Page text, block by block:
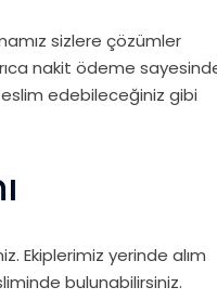
sizlere çözümler
nakit ödeme
edebileceğiniz gibi
Ekiplerimiz yerinde alım
bulunabilirsiniz.